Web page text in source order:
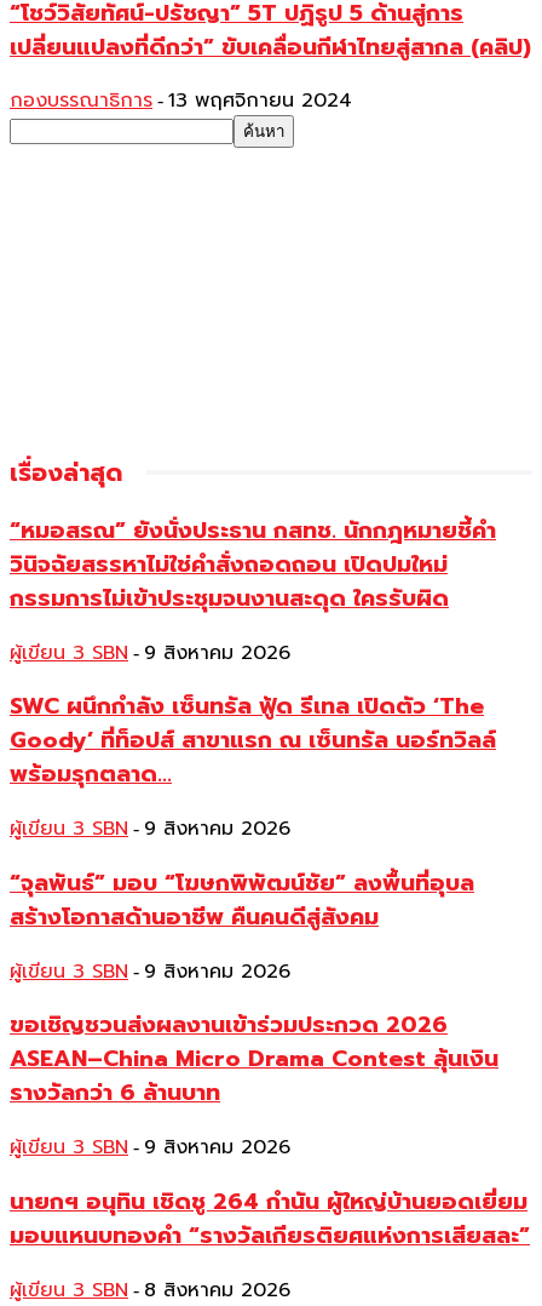
“โชว์วิสัยทัศน์-ปรัชญา” 5T ปฏิรูป 5 ด้านสู่การ
เปลี่ยนแปลงที่ดีกว่า” ขับเคลื่อนกีฬาไทยสู่สากล (คลิป)
กองบรรณาธิการ - 13 พฤศจิกายน 2024
เรื่องล่าสุด
“หมอสรณ” ยังนั่งประธาน กสทช. นักกฎหมายชี้คำ
วินิจฉัยสรรหาไม่ใช่คำสั่งถอดถอน เปิดปมใหม่
กรรมการไม่เข้าประชุมจนงานสะดุด ใครรับผิด
ผู้เขียน 3 SBN - 9 สิงหาคม 2026
SWC ผนึกกำลัง เซ็นทรัล ฟู้ด รีเทล เปิดตัว ‘The
Goody’ ที่ท็อปส์ สาขาแรก ณ เซ็นทรัล นอร์ทวิลล์
พร้อมรุกตลาด...
ผู้เขียน 3 SBN - 9 สิงหาคม 2026
“จุลพันธ์” มอบ “โฆษกพิพัฒน์ชัย” ลงพื้นที่อุบล
สร้างโอกาสด้านอาชีพ คืนคนดีสู่สังคม
ผู้เขียน 3 SBN - 9 สิงหาคม 2026
ขอเชิญชวนส่งผลงานเข้าร่วมประกวด 2026
ASEAN–China Micro Drama Contest ลุ้นเงิน
รางวัลกว่า 6 ล้านบาท
ผู้เขียน 3 SBN - 9 สิงหาคม 2026
นายกฯ อนุทิน เชิดชู 264 กำนัน ผู้ใหญ่บ้านยอดเยี่ยม
มอบแหนบทองคำ “รางวัลเกียรติยศแห่งการเสียสละ”
ผู้เขียน 3 SBN - 8 สิงหาคม 2026